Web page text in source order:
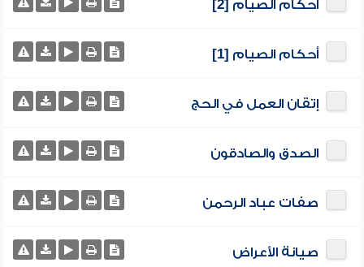
أحكام الصيام [2]
أحكام الصيام [1]
إتقان العمل في الحج
الصدق والصادقون
صفات عباد الرحمن
صيانة الأعراض